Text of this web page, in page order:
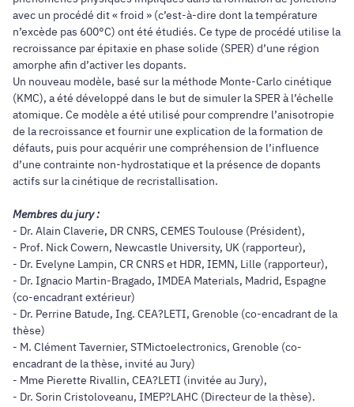
avec un procédé dit « froid » (c’est-à-dire dont la température
n’excède pas 600°C) ont été étudiés. Ce type de procédé utilise la
recroissance par épitaxie en phase solide (SPER) d’une région
amorphe afin d’activer les dopants.
Un nouveau modèle, basé sur la méthode Monte-Carlo cinétique
(KMC), a été développé dans le but de simuler la SPER à l’échelle
atomique. Ce modèle a été utilisé pour comprendre l’anisotropie
de la recroissance et fournir une explication de la formation de
défauts, puis pour acquérir une compréhension de l’influence
d’une contrainte non-hydrostatique et la présence de dopants
actifs sur la cinétique de recristallisation.
Membres du jury :
- Dr. Alain Claverie, DR CNRS, CEMES Toulouse (Président),
- Prof. Nick Cowern, Newcastle University, UK (rapporteur),
- Dr. Evelyne Lampin, CR CNRS et HDR, IEMN, Lille (rapporteur),
- Dr. Ignacio Martin-Bragado, IMDEA Materials, Madrid, Espagne
(co-encadrant extérieur)
- Dr. Perrine Batude, Ing. CEA?LETI, Grenoble (co-encadrant de la
thèse)
- M. Clément Tavernier, STMictoelectronics, Grenoble (co-
encadrant de la thèse, invité au Jury)
- Mme Pierette Rivallin, CEA?LETI (invitée au Jury),
- Dr. Sorin Cristoloveanu, IMEP?LAHC (Directeur de la thèse).